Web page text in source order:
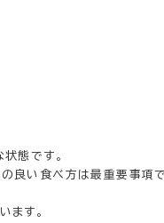
態です。
良い食べ方は最重要事項で
ます。